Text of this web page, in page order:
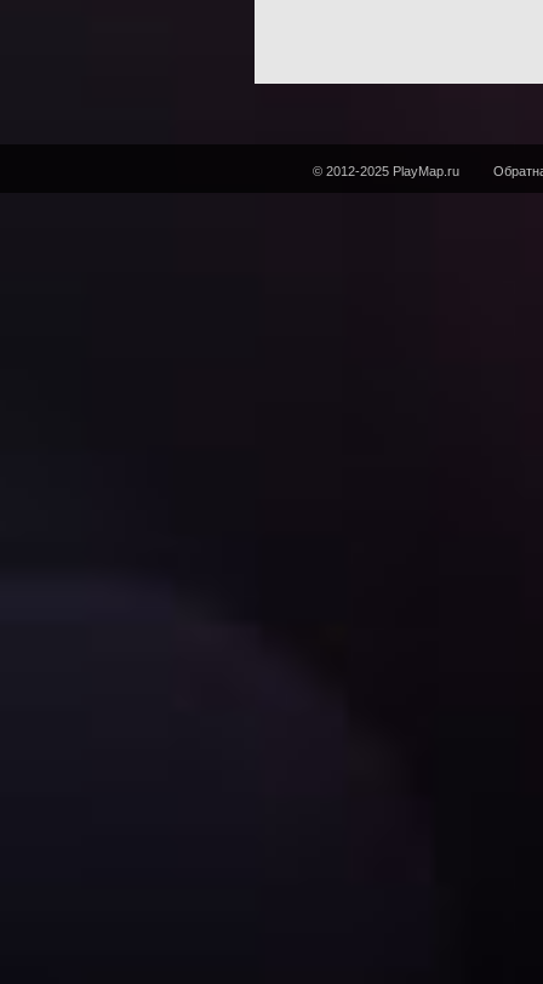
© 2012-2025 PlayMap.ru